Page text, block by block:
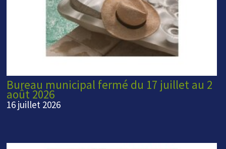
Bureau municipal fermé du 17 juillet au 2
août 2026
16 juillet 2026